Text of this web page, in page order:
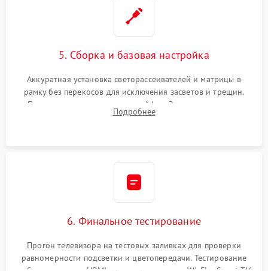
5. Сборка и базовая настройка
Аккуратная установка светорассеивателей и матрицы в
рамку без перекосов для исключения засветов и трещин.
Подключение внутренних шлейфов. Закрытие корпуса.
Сброс настроек и обновление программного обеспечения.
Подробнее
6. Финальное тестирование
Прогон телевизора на тестовых заливках для проверки
равномерности подсветки и цветопередачи. Тестирование